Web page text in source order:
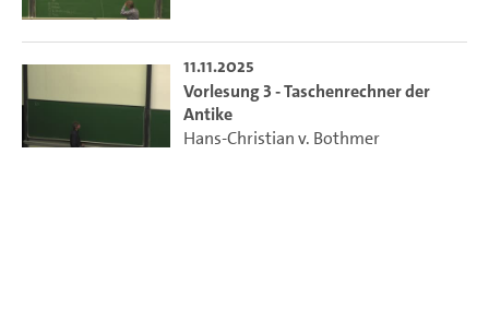
11.11.2025
Vorlesung 3 - Taschenrechner der
Antike
Hans-Christian v. Bothmer